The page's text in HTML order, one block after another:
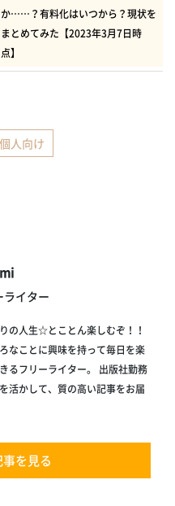
か……？有料化はいつから？現状を
まとめてみた【2023年3月7日時
点】
個人向け
ライター
の人生☆とことん楽しむぞ！！
なことに興味を持って毎日を楽
るフリーライター。 出版社勤務
活かして、質の高い記事をお届
を見る